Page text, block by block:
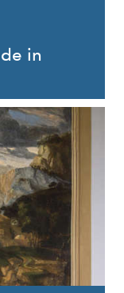
in